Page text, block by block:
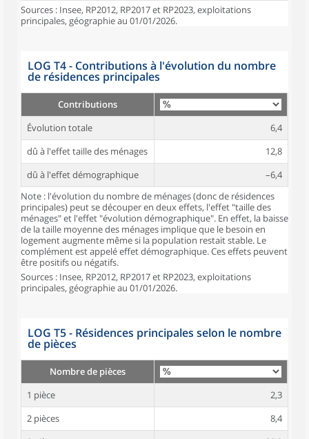
Sources : Insee, RP2012, RP2017 et RP2023, exploitations
principales, géographie au 01/01/2026.
LOG T4 - Contributions à l'évolution du nombre
de résidences principales
Contributions
Évolution totale
6,4
dû à l'effet taille des ménages
12,8
dû à l'effet démographique
–6,4
Note : l'évolution du nombre de ménages (donc de résidences
principales) peut se découper en deux effets, l'effet "taille des
ménages" et l'effet "évolution démographique". En effet, la baisse
de la taille moyenne des ménages implique que le besoin en
logement augmente même si la population restait stable. Le
complément est appelé effet démographique. Ces effets peuvent
être positifs ou négatifs.
Sources : Insee, RP2012, RP2017 et RP2023, exploitations
principales, géographie au 01/01/2026.
LOG T5 - Résidences principales selon le nombre
de pièces
Nombre de pièces
1 pièce
2,3
2 pièces
8,4